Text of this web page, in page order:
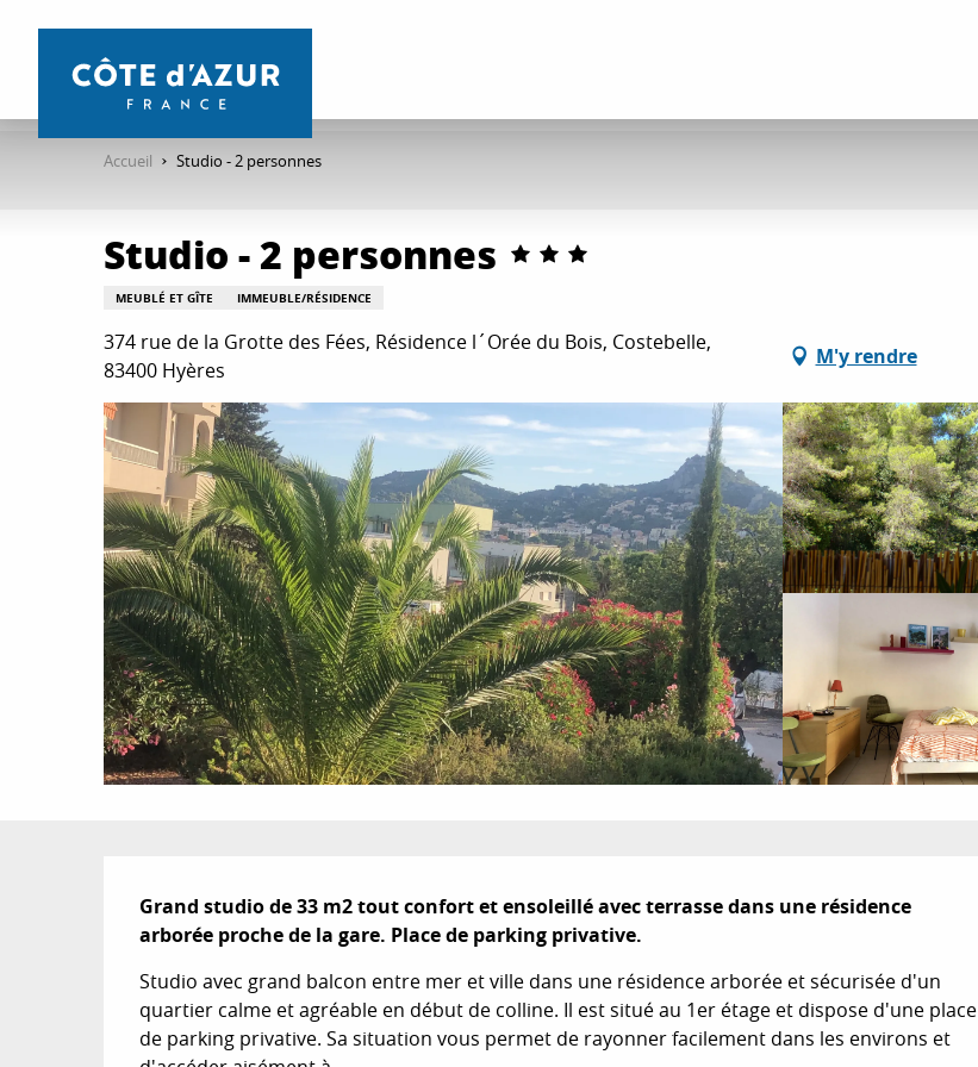
contenu
Accueil Studio - 2 personnes
Studio - 2 personnes
MEUBLÉ ET GÎTE IMMEUBLE/RÉSIDENCE
374 rue de la Grotte des Fées, Résidence l´Orée du Bois, Costebelle,
83400 Hyères
M'y rendre
Description
Grand studio de 33 m2 tout confort et ensoleillé avec terrasse dans une résidence
arborée proche de la gare. Place de parking privative.
Studio avec grand balcon entre mer et ville dans une résidence arborée et sécurisée d'un
quartier calme et agréable en début de colline. Il est situé au 1er étage et dispose d'une place
de parking privative. Sa situation vous permet de rayonner facilement dans les environs et